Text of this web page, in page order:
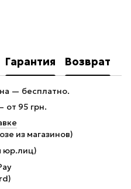
Гарантия Возврат
— бесплатно.
от 95 грн.
из магазинов)
юр.лиц)